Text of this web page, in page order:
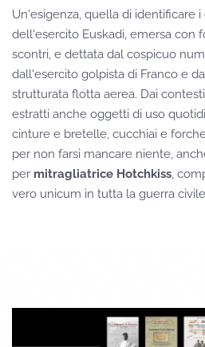
Un'esigenza, quella di identificare
dell'esercito Euskadi, emersa con
scontri, e dettata dal cospicuo
dall'esercito golpista di Franco e
strutturata flotta aerea. Dai
estratti anche oggetti di uso
cinture e bretelle, cucchiai e
per non farsi mancare niente,
per mitragliatrice Hotchkiss,
vero unicum in tutta la guerra